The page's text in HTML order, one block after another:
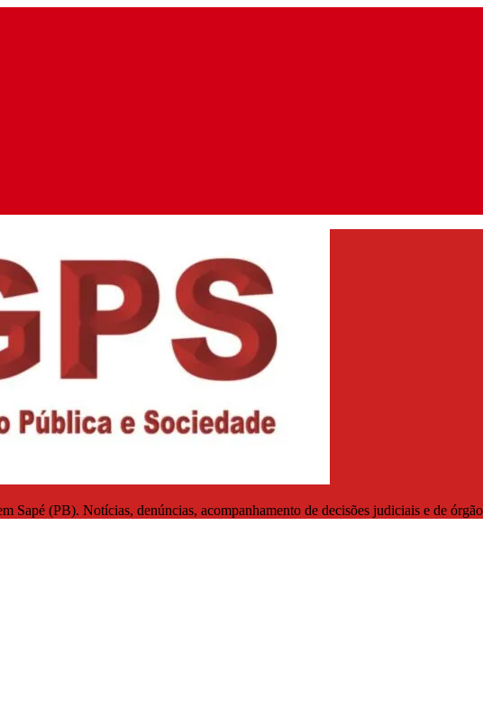
Sapé (PB). Notícias, denúncias, acompanhamento de decisões judiciais e de